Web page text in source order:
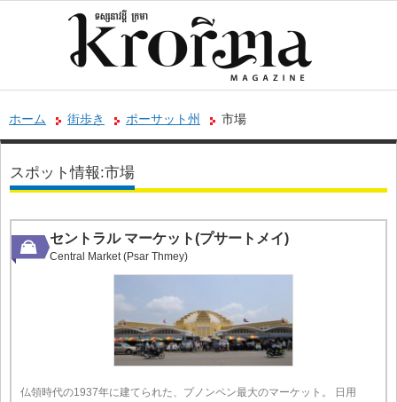
ホーム 街歩き ポーサット州 市場
スポット情報:市場
セントラル マーケット(プサートメイ)
Central Market (Psar Thmey)
仏領時代の1937年に建てられた、プノンペン最大のマーケット。 日用